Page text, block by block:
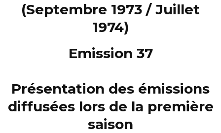
(Septembre 1973 / Juillet
1974)
Emission 37
Présentation des émissions
diffusées lors de la première
saison